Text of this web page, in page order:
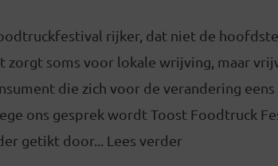
rijker, dat niet de
zorgt soms voor lokale wrijving, maar
die zich voor de verandering
ons gesprek wordt Toost Foodtruck
getikt door... Lees verder